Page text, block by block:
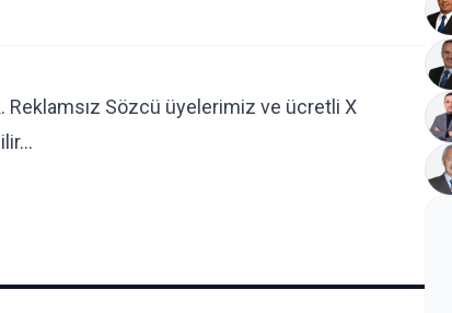
Reklamsız Sözcü üyelerimiz ve ücretli X